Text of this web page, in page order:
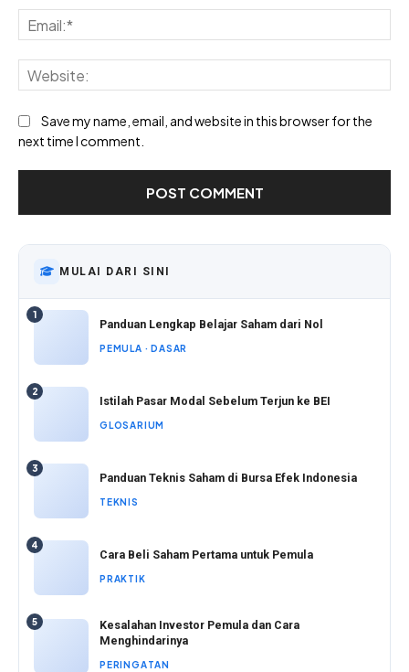
Save my name, email, and website in this browser for the
next time I comment.
MULAI DARI SINI
1
Panduan Lengkap Belajar Saham dari Nol
PEMULA · DASAR
2
Istilah Pasar Modal Sebelum Terjun ke BEI
GLOSARIUM
3
Panduan Teknis Saham di Bursa Efek Indonesia
TEKNIS
4
Cara Beli Saham Pertama untuk Pemula
PRAKTIK
5
Kesalahan Investor Pemula dan Cara
Menghindarinya
PERINGATAN